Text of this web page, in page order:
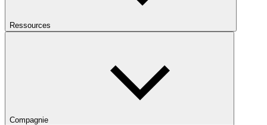
Ressources
Compagnie